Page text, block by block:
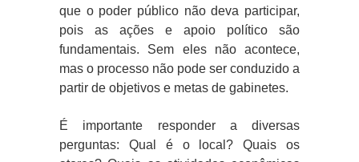
que o poder público não deva participar,
pois as ações e apoio político são
fundamentais. Sem eles não acontece,
mas o processo não pode ser conduzido a
partir de objetivos e metas de gabinetes.
É importante responder a diversas
perguntas: Qual é o local? Quais os